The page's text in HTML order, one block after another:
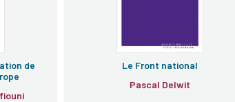
de
Le Front national
Pascal Delwit